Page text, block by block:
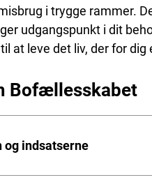
i trygge rammer.
udgangspunkt i dit
at leve det liv, der for
Bofællesskabet
og indsatserne